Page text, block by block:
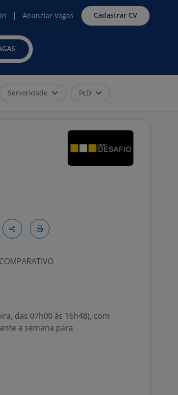
Anunciar Vagas Cadastrar CV
Senioridade PcD
COMPARATIVO
das 07h00 às 16h48), com
a semana para